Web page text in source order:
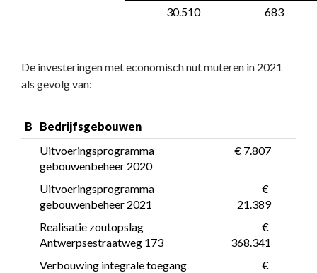
30.510
683
De investeringen met economisch nut muteren in 2021
als gevolg van:
B
Bedrijfsgebouwen
Uitvoeringsprogramma
gebouwenbeheer 2020
€ 7.807
Uitvoeringsprogramma
gebouwenbeheer 2021
21.389
Realisatie zoutopslag
Antwerpsestraatweg 173
368.341
Verbouwing integrale toegang